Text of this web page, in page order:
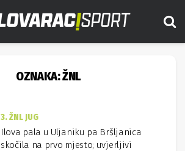
OZNAKA:ŽNL
3. ŽNL JUG
Ilova pala u Uljaniku pa Bršljanica
skočila na prvo mjesto; uvjerljivi